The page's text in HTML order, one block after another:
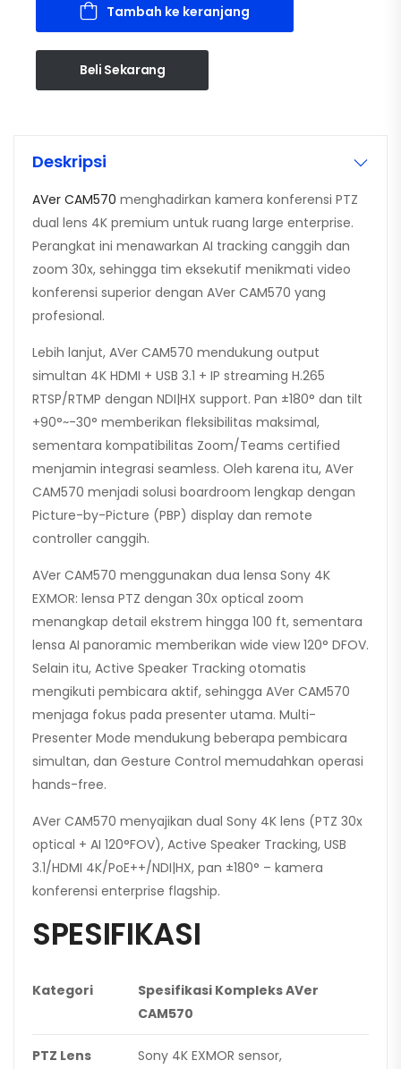
Tambah ke keranjang
Beli Sekarang
Deskripsi
AVer CAM570 menghadirkan kamera konferensi PTZ
dual lens 4K premium untuk ruang large enterprise.
Perangkat ini menawarkan AI tracking canggih dan
zoom 30x, sehingga tim eksekutif menikmati video
konferensi superior dengan AVer CAM570 yang
profesional.
Lebih lanjut, AVer CAM570 mendukung output
simultan 4K HDMI + USB 3.1 + IP streaming H.265
RTSP/RTMP dengan NDI|HX support. Pan ±180° dan tilt
+90°~-30° memberikan fleksibilitas maksimal,
sementara kompatibilitas Zoom/Teams certified
menjamin integrasi seamless. Oleh karena itu, AVer
CAM570 menjadi solusi boardroom lengkap dengan
Picture-by-Picture (PBP) display dan remote
controller canggih.
AVer CAM570 menggunakan dua lensa Sony 4K
EXMOR: lensa PTZ dengan 30x optical zoom
menangkap detail ekstrem hingga 100 ft, sementara
lensa AI panoramic memberikan wide view 120° DFOV.
Selain itu, Active Speaker Tracking otomatis
mengikuti pembicara aktif, sehingga AVer CAM570
menjaga fokus pada presenter utama. Multi-
Presenter Mode mendukung beberapa pembicara
simultan, dan Gesture Control memudahkan operasi
hands-free.
AVer CAM570 menyajikan dual Sony 4K lens (PTZ 30x
optical + AI 120°FOV), Active Speaker Tracking, USB
3.1/HDMI 4K/PoE++/NDI|HX, pan ±180° – kamera
konferensi enterprise flagship.
SPESIFIKASI
Kategori
Spesifikasi Kompleks AVer
CAM570
PTZ Lens
Sony 4K EXMOR sensor,